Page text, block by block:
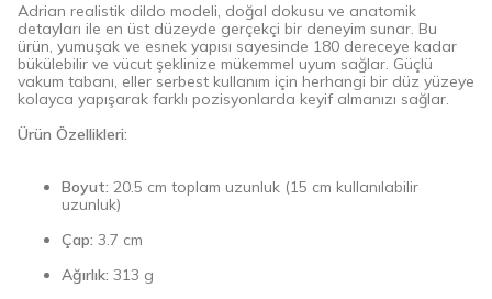
Adrian realistik dildo modeli, doğal dokusu ve anatomik
detayları ile en üst düzeyde gerçekçi bir deneyim sunar. Bu
ürün, yumuşak ve esnek yapısı sayesinde 180 dereceye kadar
bükülebilir ve vücut şeklinize mükemmel uyum sağlar. Güçlü
vakum tabanı, eller serbest kullanım için herhangi bir düz yüzeye
kolayca yapışarak farklı pozisyonlarda keyif almanızı sağlar.
Ürün Özellikleri:
Boyut: 20.5 cm toplam uzunluk (15 cm kullanılabilir
uzunluk)
Çap: 3.7 cm
Ağırlık: 313 g